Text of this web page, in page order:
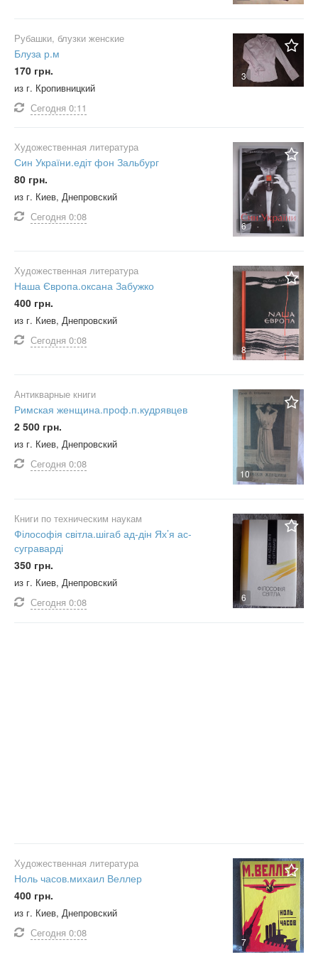
3
Рубашки, блузки женские
Блуза р.м
170 грн.
из г. Кропивницкий
Сегодня 0:11
6
Художественная литература
Син України.едіт фон Зальбург
80 грн.
из г. Киев, Днепровский
Сегодня 0:08
8
Художественная литература
Наша Європа.оксана Забужко
400 грн.
из г. Киев, Днепровский
Сегодня 0:08
10
Антикварные книги
Римская женщина.проф.п.кудрявцев
2 500 грн.
из г. Киев, Днепровский
Сегодня 0:08
6
Книги по техническим наукам
Філософія світла.шігаб ад-дін Ях’я ас-
суграварді
350 грн.
из г. Киев, Днепровский
Сегодня 0:08
7
Художественная литература
Ноль часов.михаил Веллер
400 грн.
из г. Киев, Днепровский
Сегодня 0:08